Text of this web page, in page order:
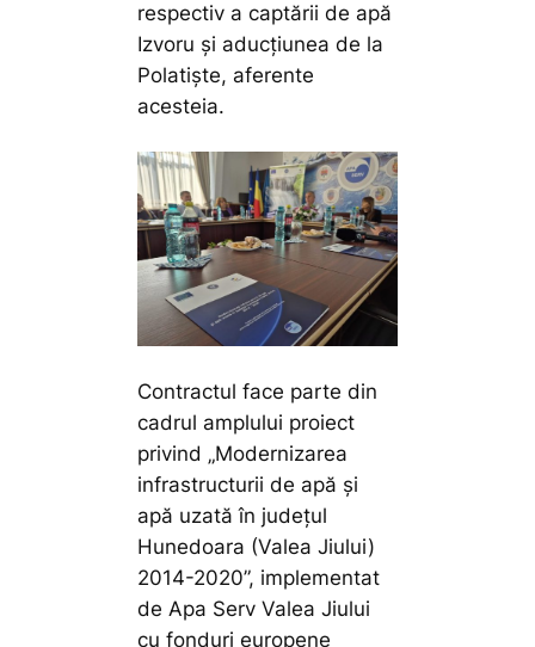
respectiv a captării de apă
Izvoru și aducțiunea de la
Polatiște, aferente
acesteia.
Contractul face parte din
cadrul amplului proiect
privind „Modernizarea
infrastructurii de apă și
apă uzată în județul
Hunedoara (Valea Jiului)
2014-2020”, implementat
de Apa Serv Valea Jiului
cu fonduri europene